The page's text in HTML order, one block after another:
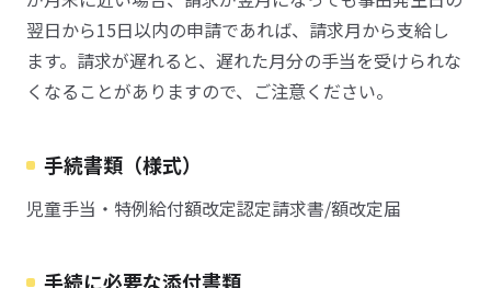
翌日から15日以内の申請であれば、請求月から支給し
ます。請求が遅れると、遅れた月分の手当を受けられな
くなることがありますので、ご注意ください。
手続書類（様式）
児童手当・特例給付額改定認定請求書/額改定届
手続に必要な添付書類